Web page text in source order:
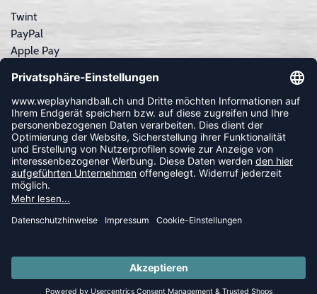
Twint
PayPal
Apple Pay
Kreditkarte
Rechnungskauf
NEWSLETTER
FOLLOW US